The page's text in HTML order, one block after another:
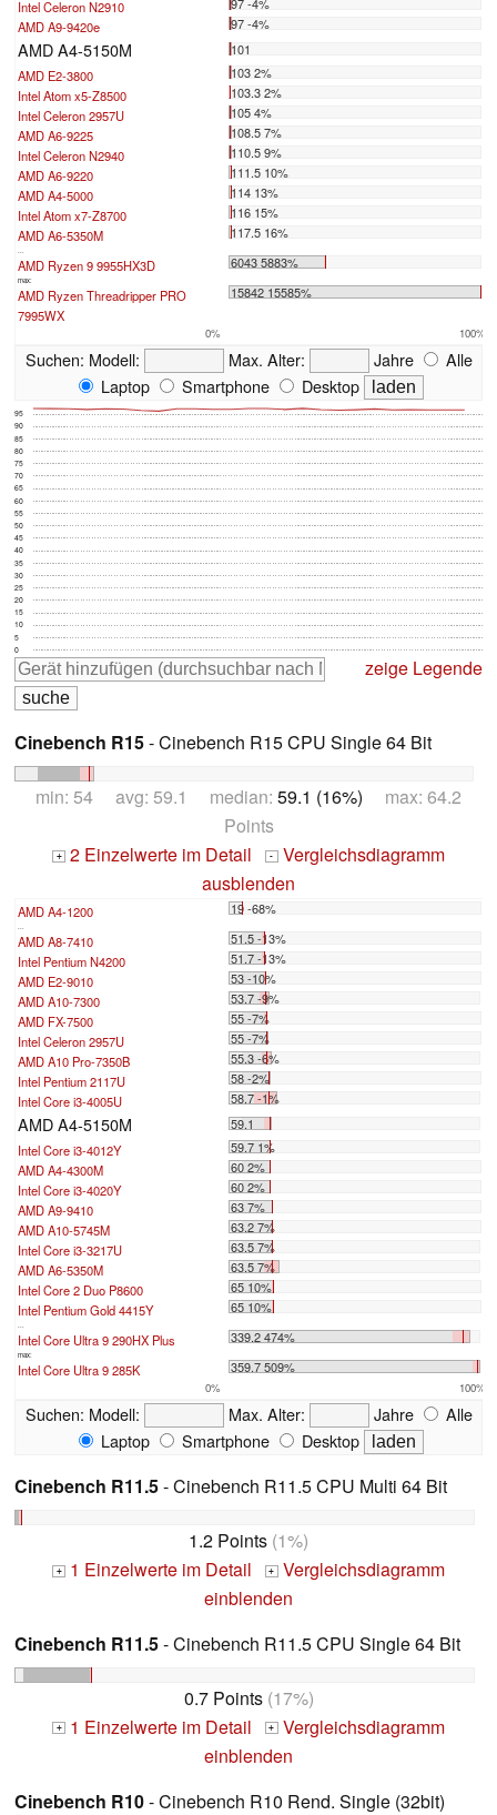
Intel Celeron N2910
AMD A9-9420e
97 -4%
AMD A4-5150M
101
AMD E2-3800
103 2%
Intel Atom x5-Z8500
103.3 2%
Intel Celeron 2957U
105 4%
AMD A6-9225
108.5 7%
Intel Celeron N2940
110.5 9%
AMD A6-9220
111.5 10%
AMD A4-5000
114 13%
Intel Atom x7-Z8700
116 15%
AMD A6-5350M
117.5 16%
...
AMD Ryzen 9 9955HX3D 6043 5883%
max:
AMD Ryzen Threadripper PRO
7995WX
15842 15585%
0% 100%
Suchen: Modell: Max. Alter: Jahre
Alle
Laptop
Smartphone Desktop
0
5
10
15
20
25
30
35
40
45
50
55
60
65
70
75
80
85
90
95
zeige Legende
Cinebench R15- Cinebench R15 CPU Single 64 Bit
min: 54 avg: 59.1 median: 59.1 (16%) max: 64.2
Points
+ 2 Einzelwerte im Detail - Vergleichsdiagramm
ausblenden
AMD A4-1200 19 -68%
...
AMD A8-7410
51.5 -13%
Intel Pentium N4200
51.7 -13%
AMD E2-9010
53 -10%
AMD A10-7300
53.7 -9%
AMD FX-7500
55 -7%
Intel Celeron 2957U
55 -7%
AMD A10 Pro-7350B
55.3 -6%
Intel Pentium 2117U
58 -2%
Intel Core i3-4005U
58.7 -1%
AMD A4-5150M
59.1
Intel Core i3-4012Y
59.7 1%
AMD A4-4300M
60 2%
Intel Core i3-4020Y
60 2%
AMD A9-9410
63 7%
AMD A10-5745M
63.2 7%
Intel Core i3-3217U
63.5 7%
AMD A6-5350M
63.5 7%
Intel Core 2 Duo P8600
65 10%
Intel Pentium Gold 4415Y
65 10%
...
Intel Core Ultra 9 290HX Plus 339.2 474%
max:
Intel Core Ultra 9 285K 359.7 509%
0% 100%
Suchen: Modell: Max. Alter: Jahre
Alle
Laptop
Smartphone Desktop
Cinebench R11.5- Cinebench R11.5 CPU Multi 64 Bit
1.2 Points (1%)
+ 1 Einzelwerte im Detail + Vergleichsdiagramm
einblenden
Cinebench R11.5- Cinebench R11.5 CPU Single 64 Bit
0.7 Points(17%)
+ 1 Einzelwerte im Detail + Vergleichsdiagramm
einblenden
Cinebench R10- Cinebench R10 Rend. Single (32bit)